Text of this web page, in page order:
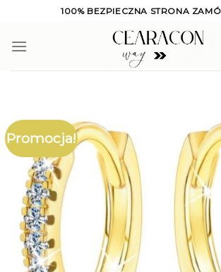
content
100% BEZPIECZNA STRONA
Promocja!